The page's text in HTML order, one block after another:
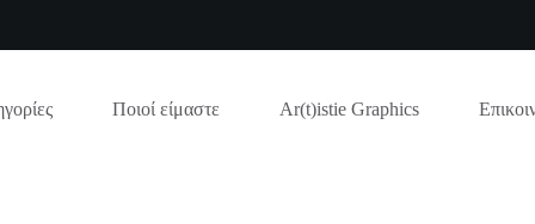
Ποιοί είμαστε Ar(t)istie Graphics